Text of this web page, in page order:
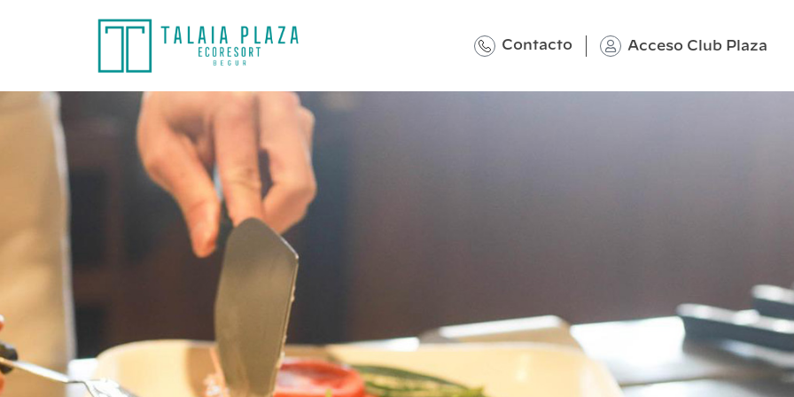
Contacto Acceso Club Plaza